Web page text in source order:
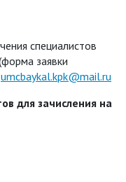
специалистов
заявки
umcbaykal.kpk@mail.ru
для зачисления на